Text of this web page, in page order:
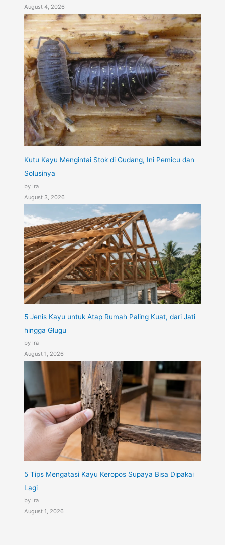
August 4, 2026
Kutu Kayu Mengintai Stok di Gudang, Ini Pemicu dan
Solusinya
by Ira
August 3, 2026
5 Jenis Kayu untuk Atap Rumah Paling Kuat, dari Jati
hingga Glugu
by Ira
August 1, 2026
5 Tips Mengatasi Kayu Keropos Supaya Bisa Dipakai
Lagi
by Ira
August 1, 2026